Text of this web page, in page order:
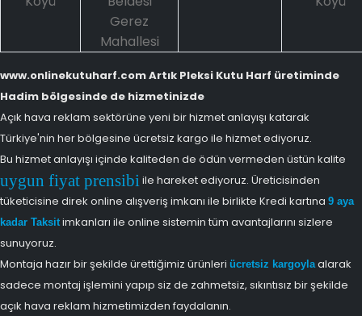
Gerez
Mahallesi
www.onlinekutuharf.com Artık Pleksi Kutu Harf üretiminde
Hadim bölgesinde de hizmetinizde
Açık hava reklam sektörüne yeni bir hizmet anlayışı katarak
Türkiye'nin her bölgesine ücretsiz kargo ile hizmet ediyoruz.
Bu hizmet anlayışı içinde kaliteden de ödün vermeden üstün kalite
uygun fiyat prensibi ile hareket ediyoruz. Üreticisinden
tüketicisine direk online alışveriş imkanı ile birlikte Kredi kartına 9 aya
kadar Taksitimkanları ile online sistemin tüm avantajlarını sizlere
sunuyoruz.
Montaja hazır bir şekilde ürettiğimiz ürünleri ücretsiz kargoylaalarak
sadece montaj işlemini yapıp siz de zahmetsiz, sıkıntısız bir şekilde
açık hava reklam hizmetimizden faydalanın.